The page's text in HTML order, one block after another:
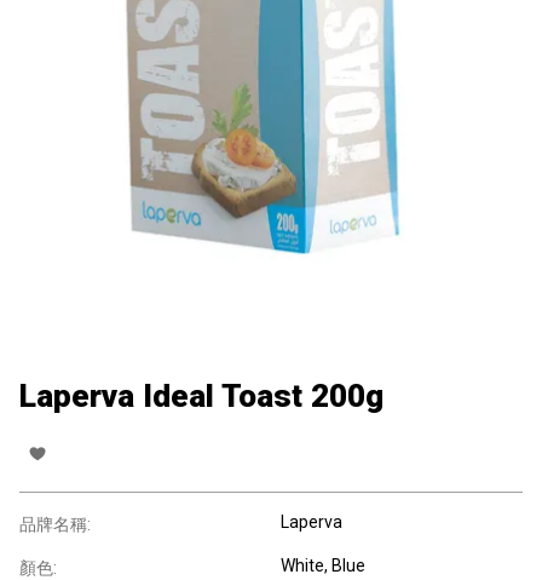
Laperva Ideal Toast 200g
品牌名稱: Laperva
顏色: White, Blue